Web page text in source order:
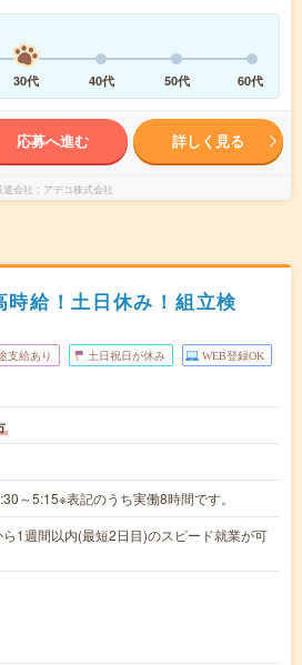
30代 40代 50代 60代
応募へ進む 詳しく見る
遣会社 アデコ株式会社
給！土日休み！組立検
支給あり 土日祝日が休み WEB登録OK
～5:15※表記のうち実働8時間です。
1週間以内(最短2日目)のスピード就業が可